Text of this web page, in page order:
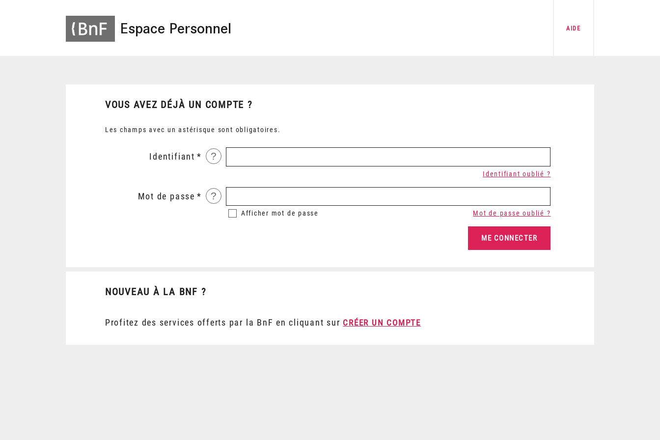
Espace Personnel AIDE
VOUS AVEZ DÉJÀ UN COMPTE ?
Les champs avec un astérisque sont obligatoires.
Identifiant ?
Identifiant oublié ?
Mot de passe ?
Afficher mot de passe Mot de passe oublié ?
NOUVEAU À LA BNF ?
Profitez des services offerts par la BnF en cliquant sur CRÉER UN COMPTE